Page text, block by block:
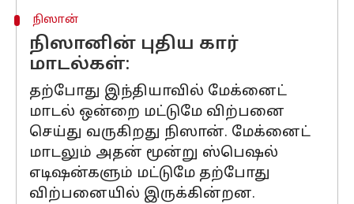
நிஸான்
நிஸானின் புதிய கார்
மாடல்கள்:
தற்போது இந்தியாவில் மேக்னைட்
மாடல் ஒன்றை மட்டுமே விற்பனை
செய்து வருகிறது நிஸான். மேக்னைட்
மாடலும் அதன் மூன்று ஸ்பெஷல்
எடிஷன்களும் மட்டுமே தற்போது
விற்பனையில் இருக்கின்றன.